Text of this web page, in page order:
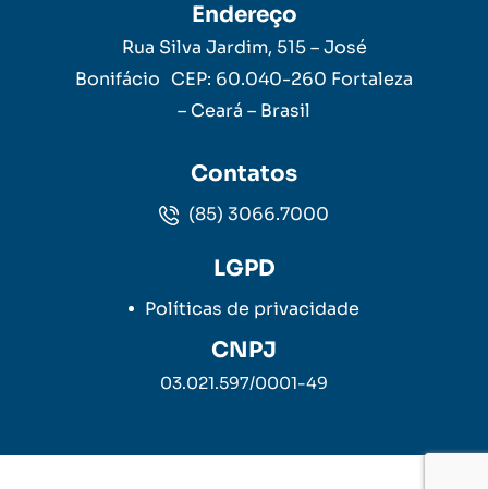
Endereço
Rua Silva Jardim, 515 – José
Bonifácio CEP: 60.040-260 Fortaleza
– Ceará – Brasil
Contatos
(85) 3066.7000
LGPD
Políticas de privacidade
CNPJ
03.021.597/0001-49